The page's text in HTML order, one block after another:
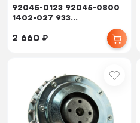
92045-0123 92045-0800
1402-027 933...
2 660₽